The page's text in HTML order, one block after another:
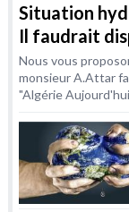
Situation
Il faudrait
m3 / an d’ici
Nous vous
monsieur A.Attar
"Algérie